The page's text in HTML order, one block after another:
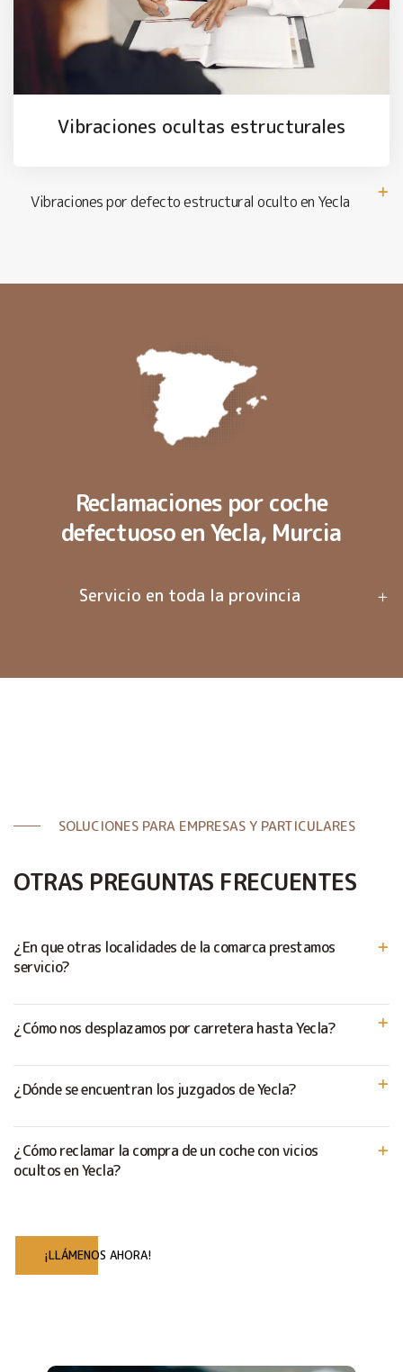
Vibraciones ocultas estructurales
Vibraciones por defecto estructural oculto en Yecla
Reclamaciones por coche
defectuoso en Yecla, Murcia
Servicio en toda la provincia
SOLUCIONES PARA EMPRESAS Y PARTICULARES
OTRAS PREGUNTAS FRECUENTES
¿En que otras localidades de la comarca prestamos
servicio?
¿Cómo nos desplazamos por carretera hasta Yecla?
¿Dónde se encuentran los juzgados de Yecla?
¿Cómo reclamar la compra de un coche con vicios
ocultos en Yecla?
¡LLÁMENOS AHORA!